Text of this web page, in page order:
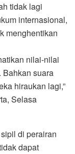
tidak lagi
internasional,
menghentikan
nilai-nilai
suara
hiraukan lagi,”
Selasa
di perairan
dapat